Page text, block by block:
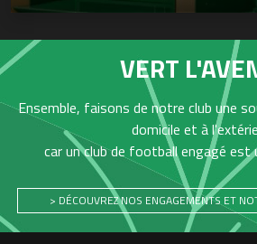
VERT
Ensemble, faisons de notre club une
domicile et à
car un club de football engagé est
> DÉCOUVREZ NOS ENGAGEMENTS ET